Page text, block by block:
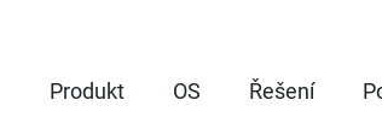
Produkt OS Řešení